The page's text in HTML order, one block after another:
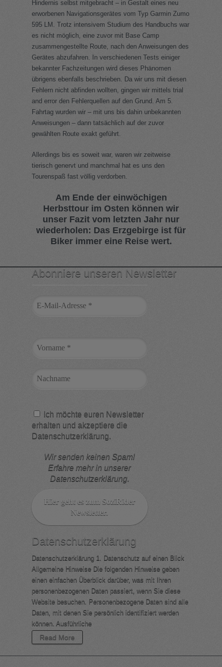
Hindernis selbst mitgebracht – in Gestalt eines neu
erworbenen Navigationsgerätes vom Typ Garmin Zumo
595 LM. Trotz intensivem Studium des Handbuchs war
es nicht möglich, eine zuvor mit Base Camp
zusammengestellte Route, nach den Anweisungen des
Gerätes abzufahren. In verschiedenen Tests einiger
bekannter Fachzeitungen wird dieses Phänomen
übrigens ebenfalls beschrieben. Da wir uns mit diesen
Fehlern nicht abfinden wollten, gingen wir mittels trial
and error den Fehlerquellen auf den Grund. Am 5.
Fahrtag wurden wir – mit uns bis dahin unbekannten
Anweisungen – dann tatsächlich auf der zuvor
gewählten Route exakt geführt.
Allerdings bis es soweit war, waren wir zeitweise
tierisch genervt und manchmal hat es uns den
Tourenspaß fast völlig verdorben.
Am Ende der einwöchigen
Herbsttour im Osten können wir
unser Fazit vom letzten Jahr nur
wiederholen: Das Erzgebirge ist für
Biker immer eine Reise wert.
Abonniere unseren Newsletter
Ich möchte euren Newsletter
erhalten und akzeptiere die
Datenschutzerklärung.
Wir senden keinen Spam!
Erfahre mehr in unserer
Datenschutzerklärung.
Datenschutzerklärung
Datenschutzerklärung 1. Datenschutz auf einen Blick
Allgemeine Hinweise Die folgenden Hinweise geben
einen einfachen Überblick darüber, was mit Ihren
personenbezogenen Daten passiert, wenn Sie diese
Website besuchen. Personenbezogene Daten sind alle
Daten, mit denen Sie persönlich identifiziert werden
können. Ausführliche
Read More